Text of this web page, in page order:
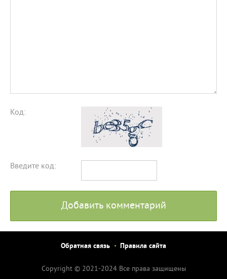
Код:
Введите код:
Добавить комментарий
Обратная связь Правила сайта
Copyright © 2021-2024 Все права защищены